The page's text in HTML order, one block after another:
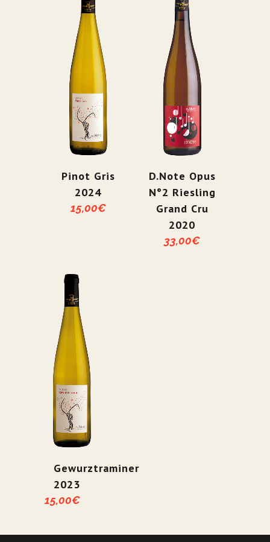
Pinot Gris
2024
15,00€
D.Note Opus
N°2 Riesling
Grand Cru
2020
33,00€
Gewurztraminer
2023
15,00€